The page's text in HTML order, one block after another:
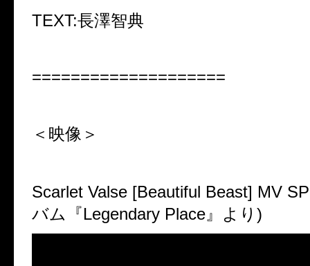
TEXT:長澤智典
====================
＜映像＞
Scarlet Valse [Beautiful Beast] MV
バム『Legendary Place 』より )